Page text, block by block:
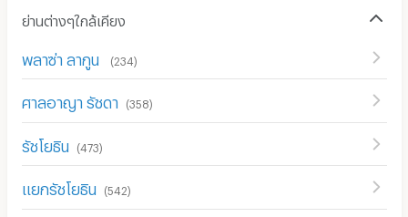
ย่านต่างๆใกล้เคียง
พลาซ่า ลากูน (234 )
ศาลอาญา รัชดา (358)
รัชโยธิน (473)
แยกรัชโยธิน (542)